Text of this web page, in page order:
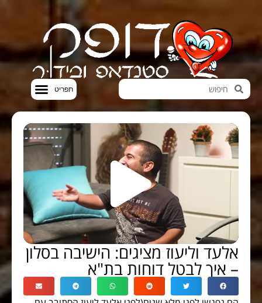
אלעד וליעוז מציגים: הישיבה בסלון
– איך לבטל דוחות בת"א